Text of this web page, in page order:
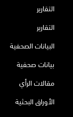
التقارير
التقارير
البيانات الصحفية
بيانات صحفية
مقالات الرأي
الأوراق البحثية